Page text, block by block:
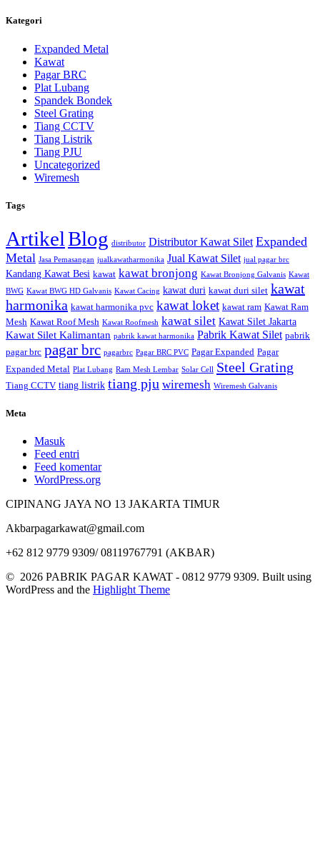
Kategori
Expanded Metal
Kawat
Pagar BRC
Plat Lubang
Spandek Bondek
Steel Grating
Tiang CCTV
Tiang Listrik
Tiang PJU
Uncategorized
Wiremesh
Tags
ArtikelBlog distributor Distributor Kawat Silet Expanded
Metal Jasa Pemasangan jualkawatharmonika Jual Kawat Silet jual pagar brc
Kandang Kawat Besi kawat kawat bronjong Kawat Bronjong Galvanis Kawat
BWG Kawat BWG HD Galvanis Kawat Cacing kawat duri kawat duri silet kawat
harmonika kawat harmonika pvc kawat loket kawat ram Kawat Ram
Mesh Kawat Roof Mesh Kawat Roofmesh kawat silet Kawat Silet Jakarta
Kawat Silet Kalimantan pabrik kawat harmonika Pabrik Kawat Silet pabrik
pagar brc pagar brc pagarbrc Pagar BRC PVC Pagar Expanded Pagar
Expanded Metal Plat Lubang Ram Mesh Lembar Solar Cell Steel Grating
Tiang CCTV tiang listrik tiang pju wiremesh Wiremesh Galvanis
Meta
Masuk
Feed entri
Feed komentar
WordPress.org
CIPINANG JAYA NO 13 JAKARTA TIMUR
Akbarpagarkawat@gmail.com
+62 812 9779 9309/ 08119767791 (AKBAR)
© 2026 PABRIK PAGAR KAWAT - 0812 9779 9309. Built using
WordPress and the Highlight Theme